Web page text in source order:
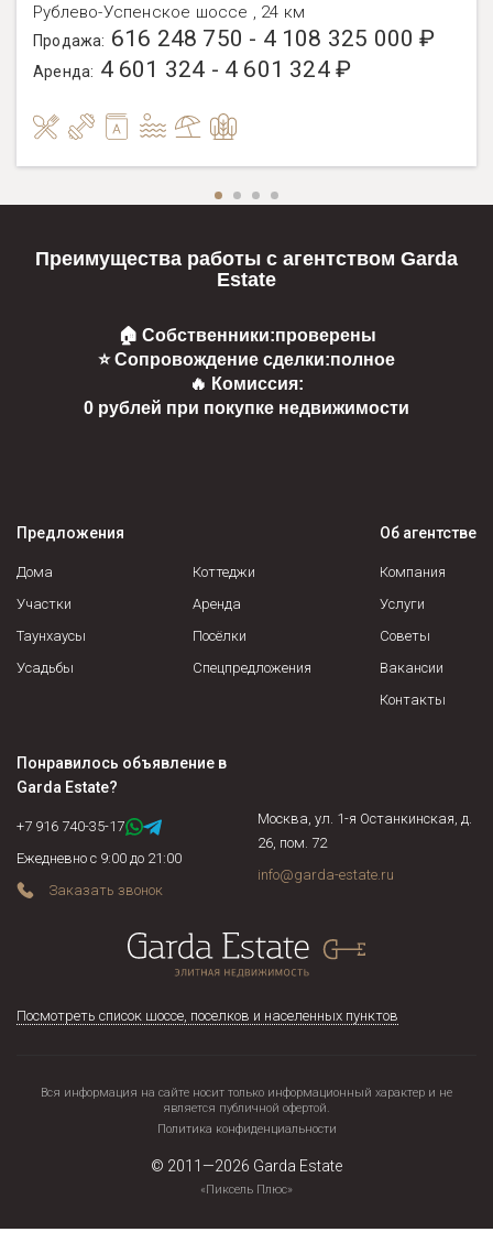
Рублево-Успенское шоссе , 24 км
Продажа: 616 248 750 - 4 108 325 000 ₽
Аренда: 4 601 324 - 4 601 324 ₽
Преимущества работы с агентством Garda
Estate
🏠 Собственники:проверены
⭐ Сопровождение сделки:полное
🔥 Комиссия:
0 рублей при покупке недвижимости
Предложения
Дома
Участки
Таунхаусы
Усадьбы
Коттеджи
Аренда
Посёлки
Спецпредложения
Об агентстве
Компания
Услуги
Советы
Вакансии
Контакты
Понравилось объявление в
Garda Estate?
+7 916 740-35-17
Ежедневно с 9:00 до 21:00
Заказать звонок
Москва, ул. 1-я Останкинская, д.
26, пом. 72
info@garda-estate.ru
Посмотреть список шоссе, поселков и населенных пунктов
Вся информация на сайте носит только информационный характер и не
является публичной офертой.
Политика конфиденциальности
© 2011—2026 Garda Estate
«Пиксель Плюс»